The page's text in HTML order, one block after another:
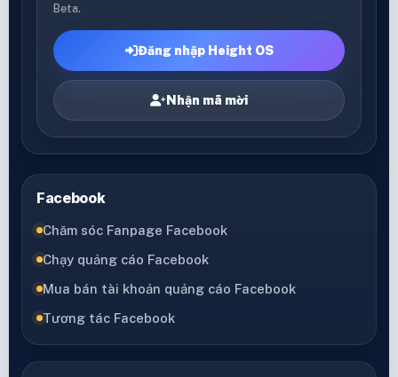
Beta.
Đăng nhập Height OS
Nhận mã mời
Facebook
Chăm sóc Fanpage Facebook
Chạy quảng cáo Facebook
Mua bán tài khoản quảng cáo Facebook
Tương tác Facebook